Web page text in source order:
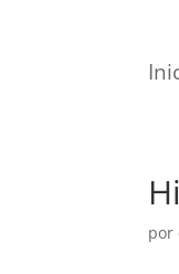
por